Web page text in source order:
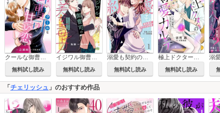
クールな御曹司は甘い恋をご所望です
無料試し読み
イジワル御曹司の甘美な毒牙～その求愛からは逃げられない～
無料試し読み
溺愛も契約のうちに入りますか？～副社長の甘やかな豹変～
無料試し読み
極上ドクターの溺愛カルテ～甘い秘密は恋のはじまり～【分冊版】
無料試し読み
「 チェリッシュ 」のおすすめ作品